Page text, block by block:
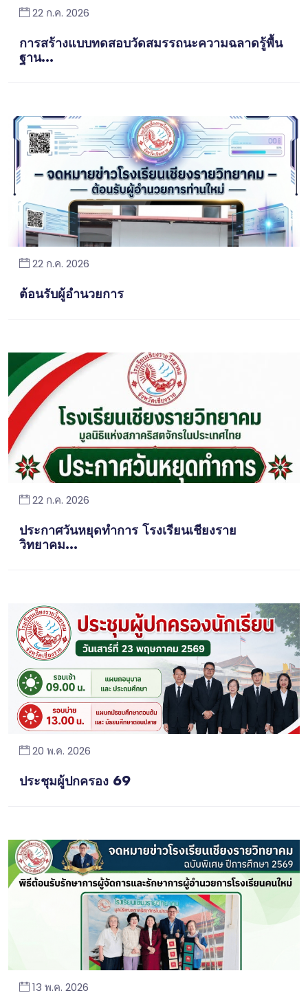
22 ก.ค. 2026
การสร้างแบบทดสอบวัดสมรรถนะความฉลาดรู้พื้น
ฐาน...
22 ก.ค. 2026
ต้อนรับผู้อำนวยการ
22 ก.ค. 2026
ประกาศวันหยุดทำการ โรงเรียนเชียงราย
วิทยาคม...
20 พ.ค. 2026
ประชุมผู้ปกครอง 69
13 พ.ค. 2026